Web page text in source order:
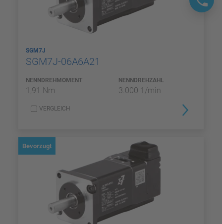
SGM7J
SGM7J-06A6A21
NENNDREHMOMENT
1,91 Nm
NENNDREHZAHL
3.000 1/min
VERGLEICH
Bevorzugt